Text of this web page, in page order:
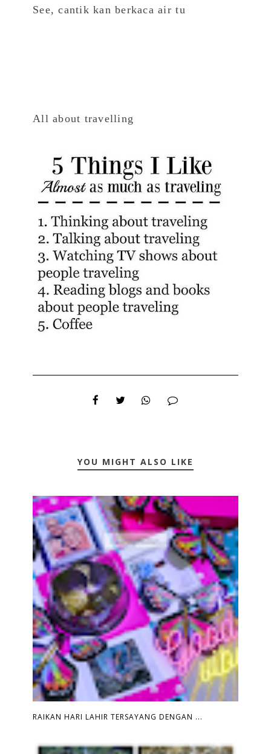
See, cantik kan berkaca air tu
All about travelling
YOU MIGHT ALSO LIKE
RAIKAN HARI LAHIR TERSAYANG DENGAN ...